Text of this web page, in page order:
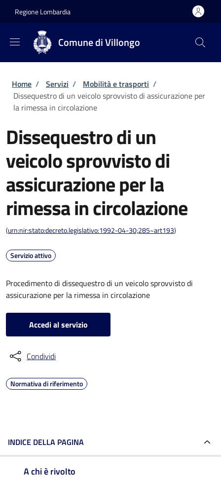
Regione Lombardia
Comune di Villongo
Briciole di pane
Home / Servizi / Mobilità e trasporti /
Dissequestro di un veicolo sprovvisto di assicurazione per
la rimessa in circolazione
Dissequestro di un
veicolo sprovvisto di
assicurazione per la
rimessa in circolazione
(urn:nir:stato:decreto.legislativo:1992-04-30;285~art193)
Servizio attivo
Procedimento di dissequestro di un veicolo sprovvisto di
assicurazione per la rimessa in circolazione
Accedi al servizio
Condividi
Normativa di riferimento
INDICE DELLA PAGINA
A chi è rivolto